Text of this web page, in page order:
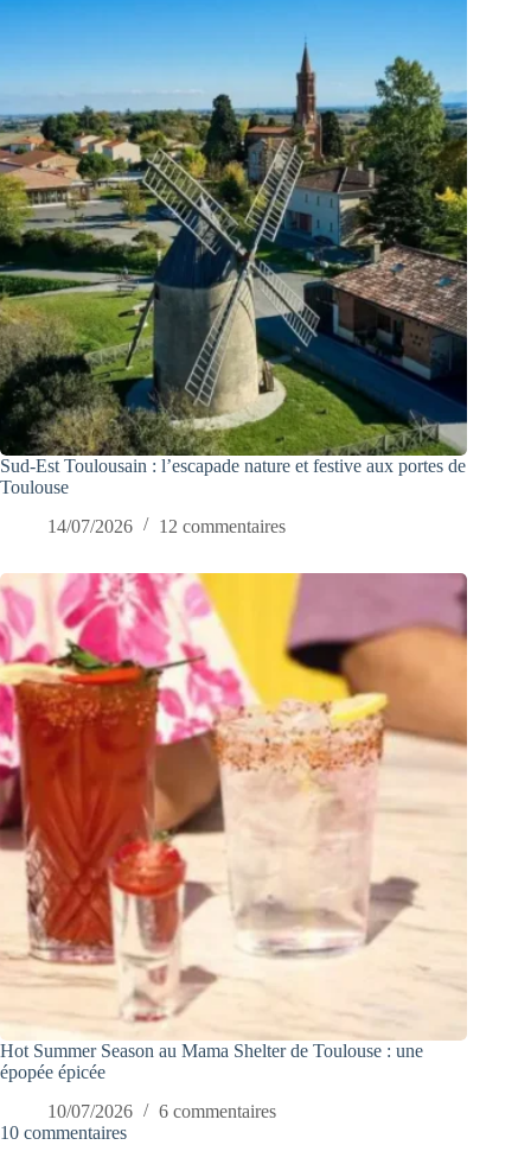
Sud-Est Toulousain : l’escapade nature et festive aux portes de
Toulouse
14/07/2026
12 commentaires
Hot Summer Season au Mama Shelter de Toulouse : une
épopée épicée
10/07/2026
6 commentaires
10 commentaires